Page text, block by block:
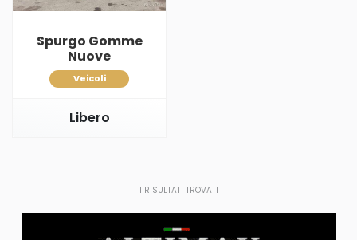
Spurgo Gomme
Nuove
Veicoli
Libero
1 RISULTATI TROVATI